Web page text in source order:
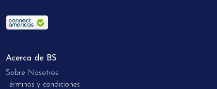
Acerca de BS
Sobre Nosotros
Términos y condiciones